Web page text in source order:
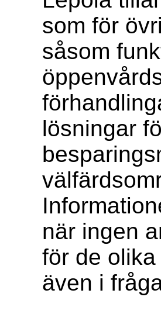
som för
såsom
lösningar
när ingen
för de
även i